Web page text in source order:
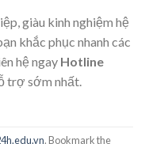
giàu kinh nghiệm hệ
khắc phục nhanh các
hệ ngay Hotline
trợ sớm nhất.
. Bookmark the